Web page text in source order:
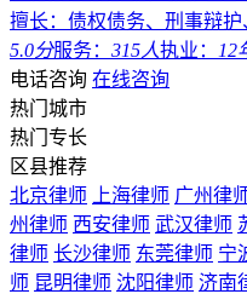
擅长：债权债务、刑事辩
5.0分服务： 315人执业：
12
电话咨询 在线咨询
热门城市
热门专长
区县推荐
北京律师
上海律师 广州律
州律师 西安律师 武汉律师
律师 长沙律师 东莞律师 宁
师 昆明律师 沈阳律师 济南